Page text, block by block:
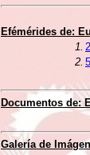
Efémérides de:
1.
2.
Documentos de:
Galería de